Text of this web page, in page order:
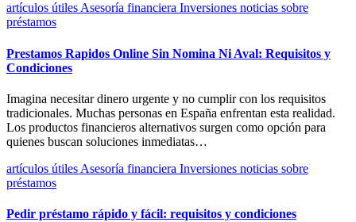
artículos útiles Asesoría financiera Inversiones noticias sobre
préstamos
Prestamos Rapidos Online Sin Nomina Ni Aval: Requisitos y
Condiciones
Imagina necesitar dinero urgente y no cumplir con los requisitos
tradicionales. Muchas personas en España enfrentan esta realidad.
Los productos financieros alternativos surgen como opción para
quienes buscan soluciones inmediatas…
artículos útiles Asesoría financiera Inversiones noticias sobre
préstamos
Pedir préstamo rápido y fácil: requisitos y condiciones